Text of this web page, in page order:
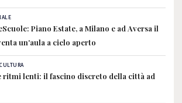
Piano Estate, a Milano e ad Aversa il
un'aula a cielo aperto
ritmi lenti: il fascino discreto della città ad